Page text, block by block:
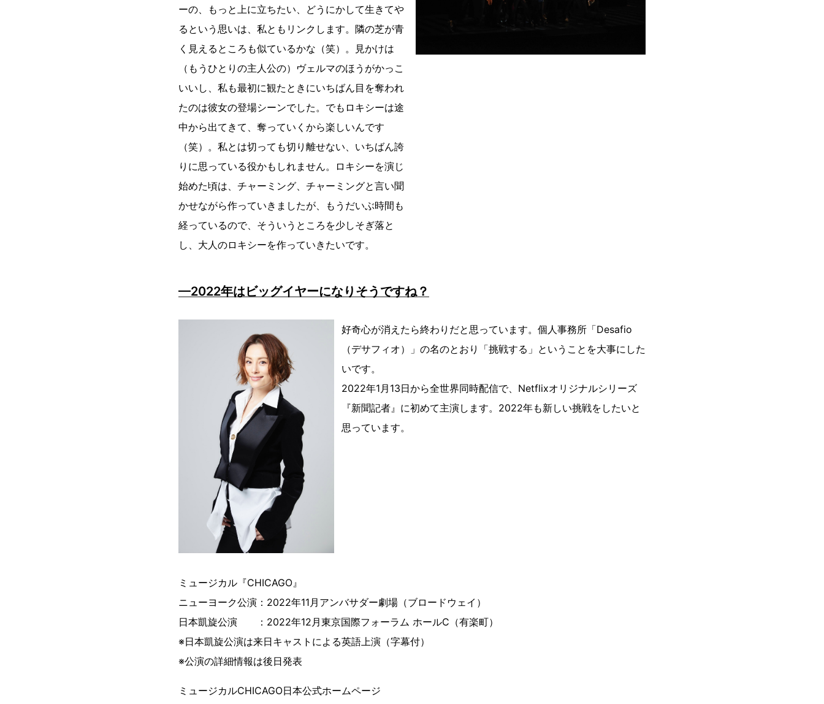
ーの、もっと上に立ちたい、どうにかして生きてや
るという思いは、私ともリンクします。隣の芝が青
く見えるところも似ているかな（笑）。見かけは
（もうひとりの主人公の）ヴェルマのほうがかっこ
いいし、私も最初に観たときにいちばん目を奪われ
たのは彼女の登場シーンでした。でもロキシーは途
中から出てきて、奪っていくから楽しいんです
（笑）。私とは切っても切り離せない、いちばん誇
りに思っている役かもしれません。ロキシーを演じ
始めた頃は、チャーミング、チャーミングと言い聞
かせながら作っていきましたが、もうだいぶ時間も
経っているので、そういうところを少しそぎ落と
し、大人のロキシーを作っていきたいです。
—2022年はビッグイヤーになりそうですね？
好奇心が消えたら終わりだと思っています。個人事務所「Desafio
（デサフィオ）」の名のとおり「挑戦する」ということを大事にした
いです。
2022年1月13日から全世界同時配信で、Netflixオリジナルシリーズ
『新聞記者』に初めて主演します。2022年も新しい挑戦をしたいと
思っています。
ミュージカル『CHICAGO』
ニューヨーク公演：2022年11月アンバサダー劇場（ブロードウェイ）
日本凱旋公演 ：2022年12月東京国際フォーラム ホールC（有楽町）
※日本凱旋公演は来日キャストによる英語上演（字幕付）
※公演の詳細情報は後日発表
ミュージカルCHICAGO日本公式ホームページ